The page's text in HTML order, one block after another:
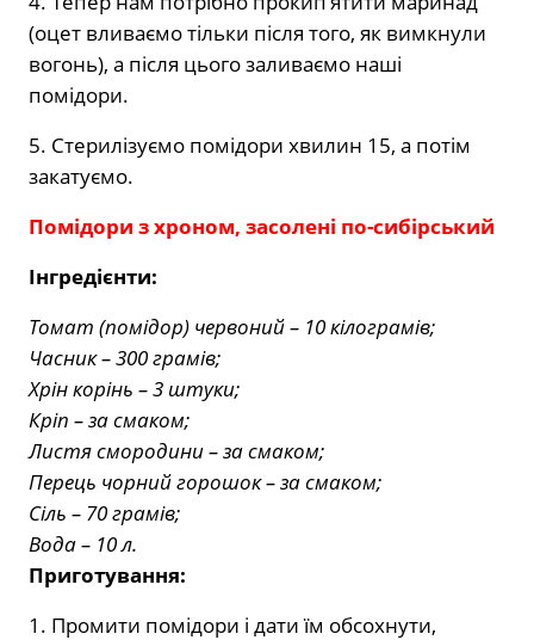
(оцет вливаємо тільки після того, як вимкнули
вогонь), а після цього заливаємо наші
помідори.
5. Стерилізуємо помідори хвилин 15, а потім
закатуємо.
Помідори з хроном, засолені по-сибірський
Інгредієнти:
Томат (помідор) червоний – 10 кілограмів;
Часник – 300 грамів;
Хрін корінь – 3 штуки;
Кріп – за смаком;
Листя смородини – за смаком;
Перець чорний горошок – за смаком;
Сіль – 70 грамів;
Вода – 10 л.
Приготування:
1. Промити помідори і дати їм обсохнути,